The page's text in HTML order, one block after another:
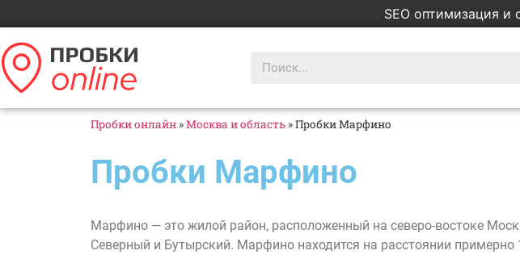
SEO оптимизация и
Пробки онлайн »Москва и область »Пробки Марфино
Пробки Марфино
Марфино — это жилой район, расположенный на северо-востоке
Северный и Бутырский. Марфино находится на расстоянии примерно